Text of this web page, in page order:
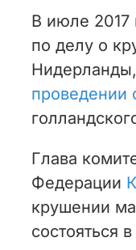
В июле 2017
по делу о
проведении
Глава
Федерации
крушении
состояться